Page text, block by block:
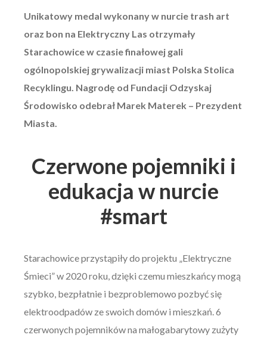
Unikatowy medal wykonany w nurcie trash art
oraz bon na Elektryczny Las otrzymały
Starachowice w czasie finałowej gali
ogólnopolskiej grywalizacji miast Polska Stolica
Recyklingu. Nagrodę od Fundacji Odzyskaj
Środowisko odebrał Marek Materek – Prezydent
Miasta.
Czerwone pojemniki i
edukacja w nurcie
#smart
Starachowice przystąpiły do projektu „Elektryczne
Śmieci” w 2020 roku, dzięki czemu mieszkańcy mogą
szybko, bezpłatnie i bezproblemowo pozbyć się
elektroodpadów ze swoich domów i mieszkań. 6
czerwonych pojemników na małogabarytowy zużyty